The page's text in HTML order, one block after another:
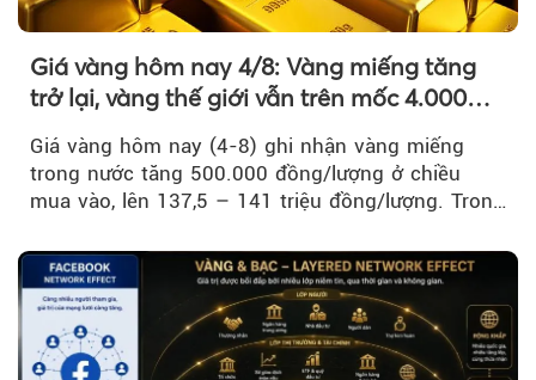
Giá vàng hôm nay 4/8: Vàng miếng tăng
trở lại, vàng thế giới vẫn trên mốc 4.000
Giá vàng hôm nay (4-8) ghi nhận vàng miếng
trong nước tăng 500.000 đồng/lượng ở chiều
mua vào, lên 137,5 – 141 triệu đồng/lượng. Trong
trì trên ngưỡng 4.000 USD/ounce.